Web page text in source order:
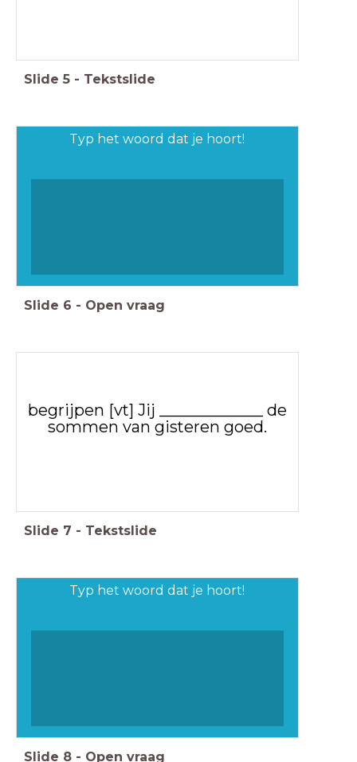
Slide 5 - Tekstslide
Typ het woord dat je hoort!
Slide 6 - Open vraag
begrijpen [vt] Jij _____________ de
sommen van gisteren goed.
Slide 7 - Tekstslide
Typ het woord dat je hoort!
Slide 8 - Open vraag